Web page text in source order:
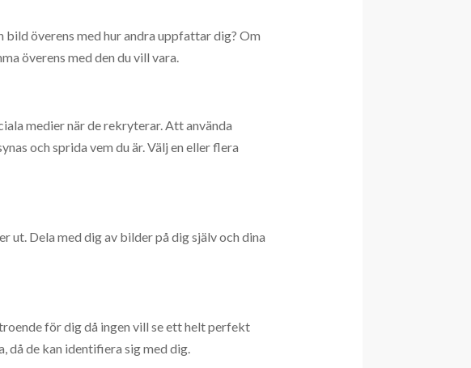
bild överens med hur andra uppfattar dig? Om
överens med den du vill vara.
medier när de rekryterar. Att använda
och sprida vem du är. Välj en eller flera
ut. Dela med dig av bilder på dig själv och dina
för dig då ingen vill se ett helt perfekt
då de kan identifiera sig med dig.